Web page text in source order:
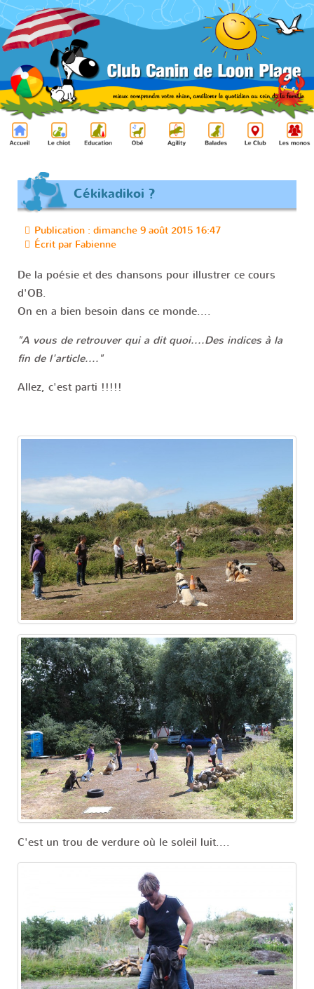
Cékikadikoi ?
Publication : dimanche 9 août 2015 16:47
Écrit par Fabienne
De la poésie et des chansons pour illustrer ce cours
d'OB.
On en a bien besoin dans ce monde....
"A vous de retrouver qui a dit quoi....Des indices à la
fin de l'article...."
Allez, c'est parti !!!!!
C'est un trou de verdure où le soleil luit....